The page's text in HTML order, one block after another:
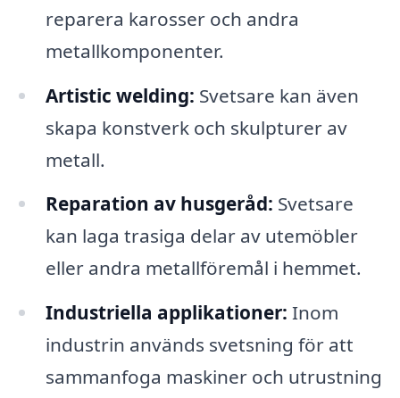
reparera karosser och andra
metallkomponenter.
Artistic welding: Svetsare kan även
skapa konstverk och skulpturer av
metall.
Reparation av husgeråd: Svetsare
kan laga trasiga delar av utemöbler
eller andra metallföremål i hemmet.
Industriella applikationer: Inom
industrin används svetsning för att
sammanfoga maskiner och utrustning